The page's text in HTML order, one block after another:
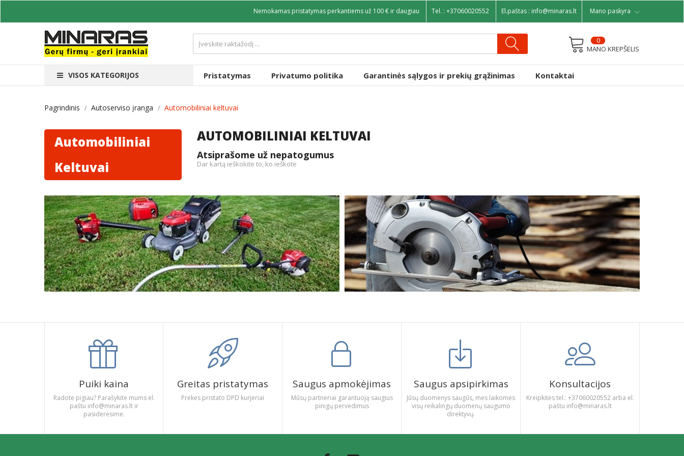
Mano paskyra
Nemokamas pristatymas perkantiems už 100 € ir daugiau Tel. : +37060020552 El.paštas : info@minaras.lt
MANO KREPŠELIS
0
VISOS KATEGORIJOS Pristatymas Privatumo politika Garantinės sąlygos ir prekių grąžinimas Kontaktai
Pagrindinis Autoserviso įranga Automobiliniai keltuvai
Automobiliniai
Keltuvai
AUTOMOBILINIAI KELTUVAI
Atsiprašome už nepatogumus
Dar kartą ieškokite to, ko ieškote
Puiki kaina
Radote pigiau? Parašykite mums el.
paštu info@minaras.lt ir
pasiderėsime.
Greitas pristatymas
Prekes pristato DPD kurjeriai
Saugus apmokėjimas
Mūsų partneriai garantuoją saugius
pinigų pervedimus
Saugus apsipirkimas
Jūsų duomenys saugūs, mes laikomės
visų reikalingų duomenų saugumo
direktyvų.
Konsultacijos
Kreipkitės tel.: +37060020552 arba el.
paštu info@minaras.lt